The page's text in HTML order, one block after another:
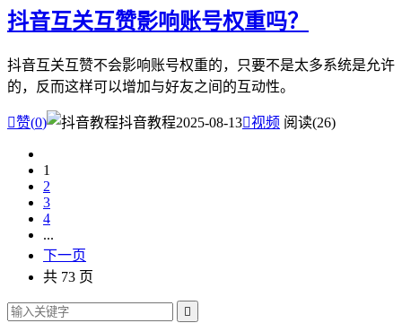
抖音互关互赞影响账号权重吗？
抖音互关互赞不会影响账号权重的，只要不是太多系统是允许
的，反而这样可以增加与好友之间的互动性。
赞(0) 抖音教程2025-08-13视频 阅读(26)
1
2
3
4
...
下一页
共 73 页
